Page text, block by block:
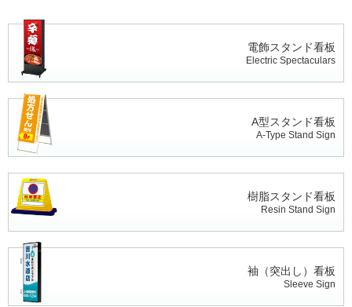
電飾スタンド看板
Electric Spectaculars
A型スタンド看板
A-Type Stand Sign
樹脂スタンド看板
Resin Stand Sign
袖（突出し）看板
Sleeve Sign